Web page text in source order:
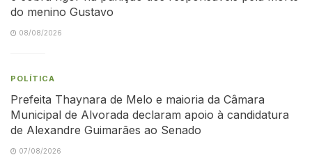
do menino Gustavo
08/08/2026
POLÍTICA
Prefeita Thaynara de Melo e maioria da Câmara
Municipal de Alvorada declaram apoio à candidatura
de Alexandre Guimarães ao Senado
07/08/2026